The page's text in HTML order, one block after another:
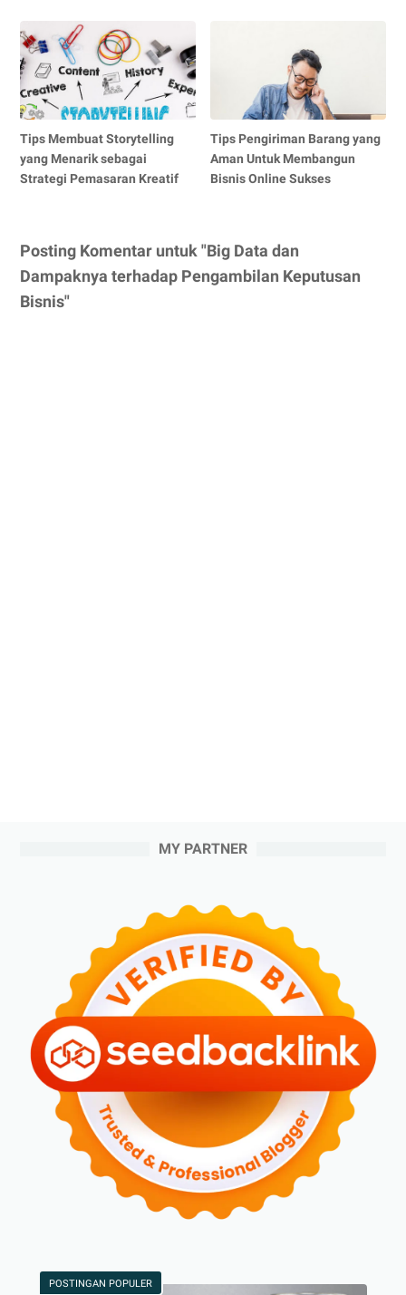
Tips Membuat Storytelling
yang Menarik sebagai
Strategi Pemasaran Kreatif
Tips Pengiriman Barang yang
Aman Untuk Membangun
Bisnis Online Sukses
Posting Komentar untuk "Big Data dan
Dampaknya terhadap Pengambilan Keputusan
Bisnis"
MY PARTNER
POSTINGAN POPULER